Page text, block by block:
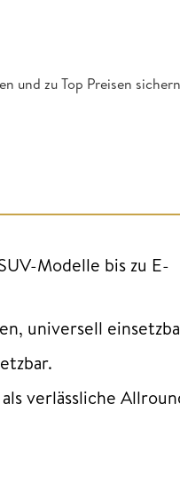
und zu Top Preisen
Modelle bis zu E-
universell
verlässliche